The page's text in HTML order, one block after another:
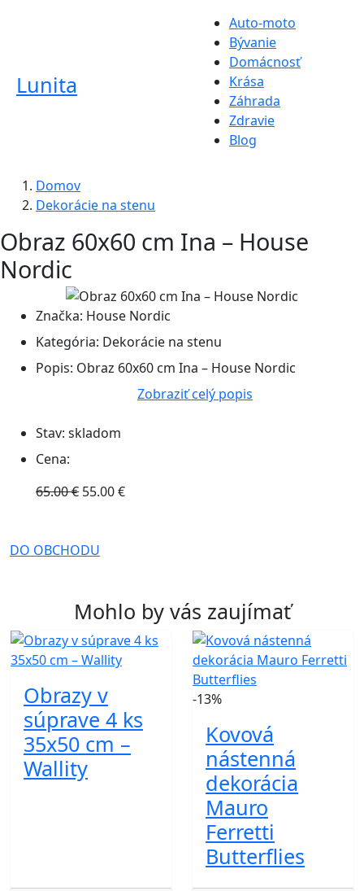
Lunita
Auto-moto
Bývanie
Domácnosť
Krása
Záhrada
Zdravie
Blog
Domov
Dekorácie na stenu
Obraz 60x60 cm Ina – House
Nordic
Značka: House Nordic
Kategória: Dekorácie na stenu
Popis: Obraz 60x60 cm Ina – House Nordic
Zobraziť celý popis
Stav: skladom
Cena:
65.00 € 55.00 €
DO OBCHODU
Mohlo by vás zaujímať
Obrazy v
súprave 4 ks
35x50 cm –
Wallity
-13%
Kovová
nástenná
dekorácia
Mauro
Ferretti
Butterflies